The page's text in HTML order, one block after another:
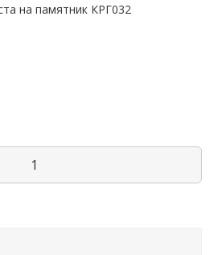
на памятник КРГ032